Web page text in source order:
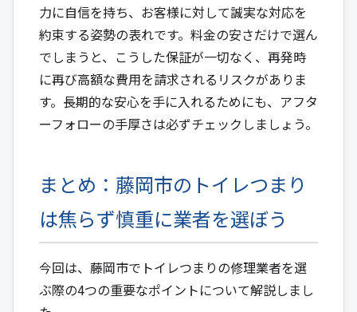
力に自信を持ち、お客様に対して誠実な対応を
約束する姿勢の表れです。料金の安さだけで選ん
でしまうと、こうした保証が一切なく、再発時
に再び高額な費用を請求されるリスクがありま
す。長期的な安心を手に入れるためにも、アフタ
ーフォローの手厚さは必ずチェックしましょう。
まとめ：藤岡市のトイレつまり
は焦らず慎重に業者を選ぼう
今回は、藤岡市でトイレつまりの修理業者を選
ぶ際の4つの重要なポイントについて解説しまし